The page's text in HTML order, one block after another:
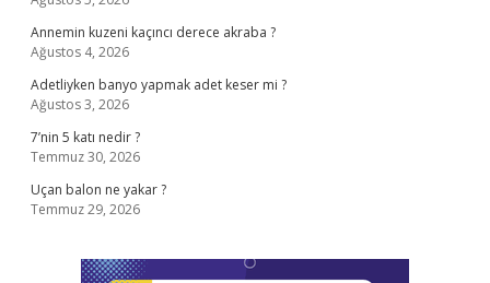
Annemin kuzeni kaçıncı derece akraba ?
Ağustos 4, 2026
Adetliyken banyo yapmak adet keser mi ?
Ağustos 3, 2026
7’nin 5 katı nedir ?
Temmuz 30, 2026
Uçan balon ne yakar ?
Temmuz 29, 2026